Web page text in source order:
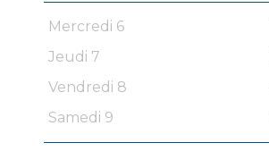
Mercredi 6
Jeudi 7
Vendredi 8
Samedi 9